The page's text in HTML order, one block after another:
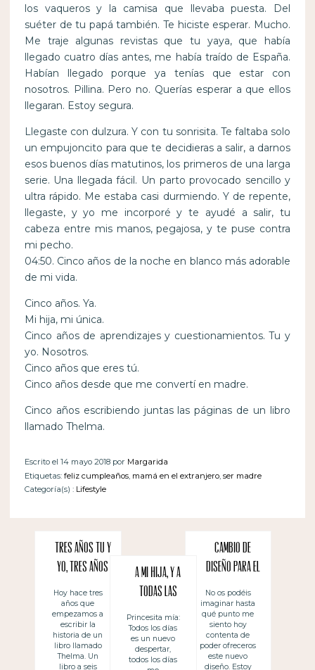
los vaqueros y la camisa que llevaba puesta. Del
suéter de tu papá también. Te hiciste esperar. Mucho.
Me traje algunas revistas que tu yaya, que había
llegado cuatro días antes, me había traído de España.
Habían llegado porque ya tenías que estar con
nosotros. Pillina. Pero no. Querías esperar a que ellos
llegaran. Estoy segura.
Llegaste con dulzura. Y con tu sonrisita. Te faltaba solo
un empujoncito para que te decidieras a salir, a darnos
esos buenos días matutinos, los primeros de una larga
serie. Una llegada fácil. Un parto provocado sencillo y
ultra rápido. Me estaba casi durmiendo. Y de repente,
llegaste, y yo me incorporé y te ayudé a salir, tu
cabeza entre mis manos, pegajosa, y te puse contra
mi pecho.
04:50. Cinco años de la noche en blanco más adorable
de mi vida.
Cinco años. Ya.
Mi hija, mi única.
Cinco años de aprendizajes y cuestionamientos. Tu y
yo. Nosotros.
Cinco años que eres tú.
Cinco años desde que me convertí en madre.
Cinco años escribiendo juntas las páginas de un libro
llamado Thelma.
Escrito el 14 mayo 2018 por Margarida
Etiquetas: feliz cumpleaños, mamá en el extranjero, ser madre
Categoría(s) : Lifestyle
Tres años tu y
yo, tres años
de nosotros
Hoy hace tres
años que
empezamos a
escribir la
historia de un
libro llamado
Thelma. Un
libro a seis
A mi hija, y a
todas las
hijas de
todas las
madres
Princesita mía:
Todos los días
es un nuevo
despertar,
todos los días
Cambio de
diseño para el
blog
No os podéis
imaginar hasta
qué punto me
siento hoy
contenta de
poder ofreceros
este nuevo
diseño. Estoy